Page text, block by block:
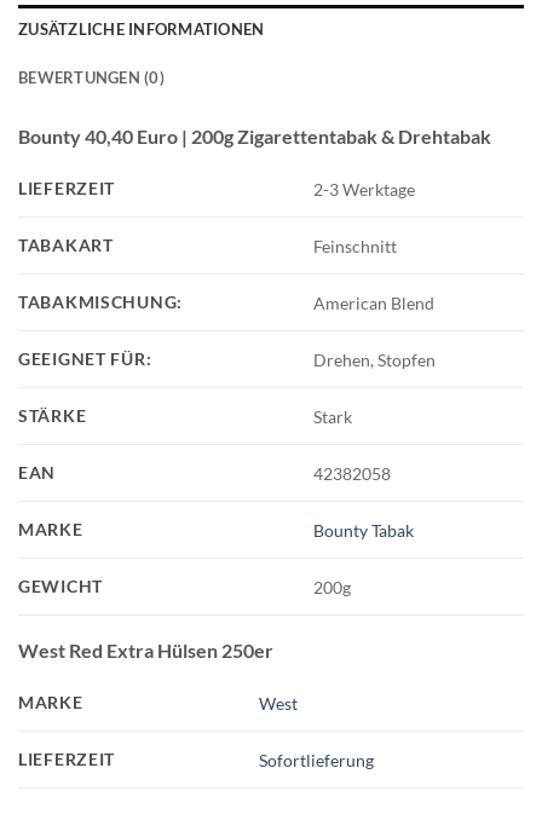
ZUSÄTZLICHE INFORMATIONEN
BEWERTUNGEN (0)
Bounty 40,40 Euro | 200g Zigarettentabak & Drehtabak
LIEFERZEIT 2-3 Werktage
TABAKART Feinschnitt
TABAKMISCHUNG: American Blend
GEEIGNET FÜR: Drehen, Stopfen
STÄRKE Stark
EAN 42382058
MARKE Bounty Tabak
GEWICHT 200g
West Red Extra Hülsen 250er
MARKE West
LIEFERZEIT Sofortlieferung